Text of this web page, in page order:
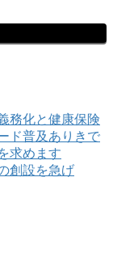
務化と健康保険
ド普及ありきで
求めます
創設を急げ